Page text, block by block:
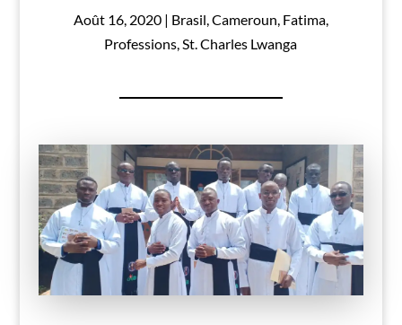
Août 16, 2020| Brasil,Cameroun, Fatima,
Professions,St. Charles Lwanga